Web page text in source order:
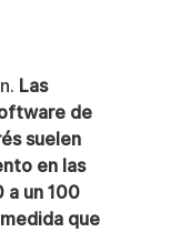
Las
de
suelen
en las
a un 100
que